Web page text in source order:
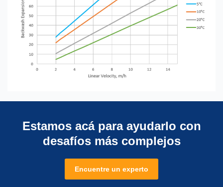
Estamos acá para ayudarlo con
desafíos más complejos
Encuentre un experto